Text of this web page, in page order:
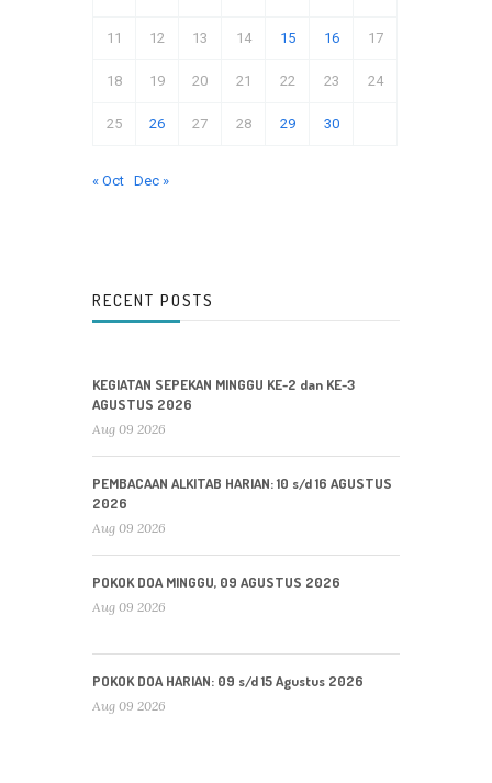
11 12 13 14 15 16 17
18 19 20 21 22 23 24
25 26 27 28 29 30
« Oct Dec »
RECENT POSTS
KEGIATAN SEPEKAN MINGGU KE-2 dan KE-3
AGUSTUS 2026
Aug 09 2026
PEMBACAAN ALKITAB HARIAN: 10 s/d 16 AGUSTUS
2026
Aug 09 2026
POKOK DOA MINGGU, 09 AGUSTUS 2026
Aug 09 2026
POKOK DOA HARIAN: 09 s/d 15 Agustus 2026
Aug 09 2026